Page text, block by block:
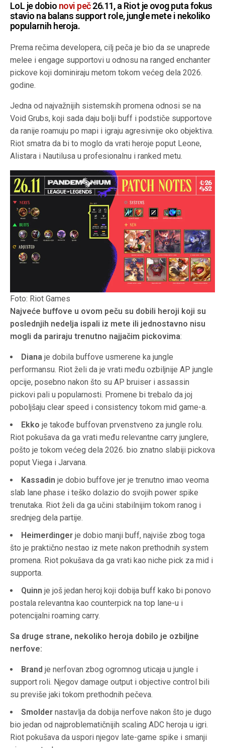
LoL je dobio novi peč26.11, a Riot je ovog puta fokus
stavio na balans support role, jungle mete i nekoliko
popularnih heroja.
Prema rečima developera, cilj peča je bio da se unaprede
melee i engage supportovi u odnosu na ranged enchanter
pickove koji dominiraju metom tokom većeg dela 2026.
godine.
Jedna od najvažnijih sistemskih promena odnosi se na
Void Grubs, koji sada daju bolji buff i podstiče supportove
da ranije roamuju po mapi i igraju agresivnije oko objektiva.
Riot smatra da bi to moglo da vrati heroje poput Leone,
Alistara i Nautilusa u profesionalnu i ranked metu.
Foto: Riot Games
Najveće buffove u ovom peču su dobili heroji koji su
poslednjih nedelja ispali iz mete ili jednostavno nisu
mogli da pariraju trenutno najjačim pickovima:
Diana je dobila buffove usmerene ka jungle
performansu. Riot želi da je vrati među ozbiljnije AP jungle
opcije, posebno nakon što su AP bruiser i assassin
pickovi pali u popularnosti. Promene bi trebalo da joj
poboljšaju clear speed i consistency tokom mid game-a.
Ekko je takođe buffovan prvenstveno za jungle rolu.
Riot pokušava da ga vrati među relevantne carry junglere,
pošto je tokom većeg dela 2026. bio znatno slabiji pickova
poput Viega i Jarvana.
Kassadin je dobio buffove jer je trenutno imao veoma
slab lane phase i teško dolazio do svojih power spike
trenutaka. Riot želi da ga učini stabilnijim tokom ranog i
srednjeg dela partije.
Heimerdinger je dobio manji buff, najviše zbog toga
što je praktično nestao iz mete nakon prethodnih system
promena. Riot pokušava da ga vrati kao niche pick za mid i
supporta.
Quinn je još jedan heroj koji dobija buff kako bi ponovo
postala relevantna kao counterpick na top lane-u i
potencijalni roaming carry.
Sa druge strane, nekoliko heroja dobilo je ozbiljne
nerfove:
Brand je nerfovan zbog ogromnog uticaja u jungle i
support roli. Njegov damage output i objective control bili
su previše jaki tokom prethodnih pečeva.
Smolder nastavlja da dobija nerfove nakon što je dugo
bio jedan od najproblematičnijih scaling ADC heroja u igri.
Riot pokušava da uspori njegov late-game spike i smanji